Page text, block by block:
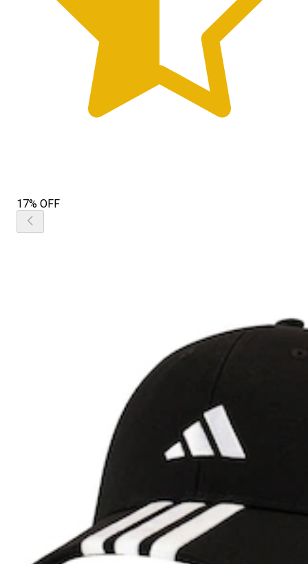
17% OFF